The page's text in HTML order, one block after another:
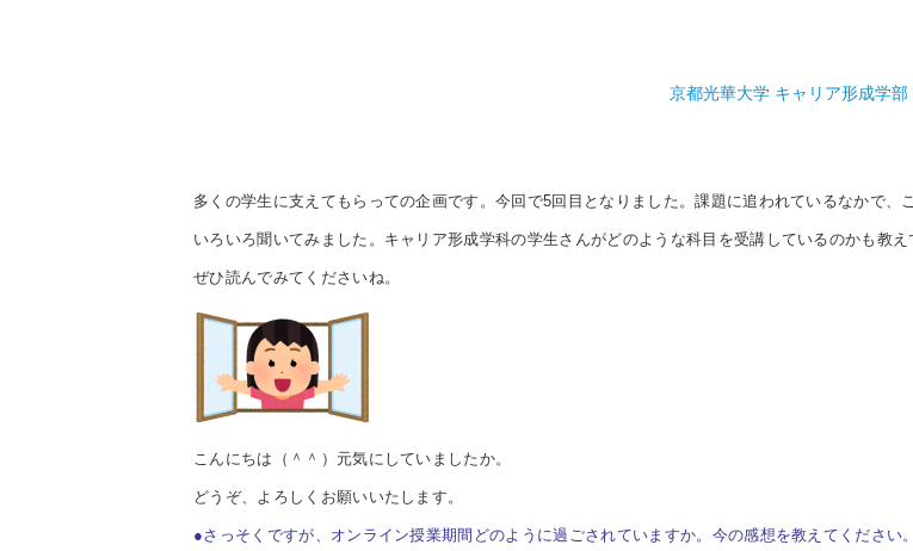
京都光華大学 キャリア形成学
多くの学生に支えてもらっての企画です。今回で5回目となりました。課題に追われているなかで、
いろいろ聞いてみました。キャリア形成学科の学生さんがどのような科目を受講しているのかも教
ぜひ読んでみてくださいね。
こんにちは（＾＾）元気にしていましたか。
どうぞ、よろしくお願いいたします。
●さっそくですが、オンライン授業期間どのように過ごされていますか。今の感想を教えてください。